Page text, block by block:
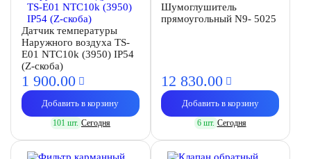
Датчик температуры
Наружного воздуха TS-
E01 NTC10k (3950) IP54
(Z-скоба)
1 900.00
Добавить в корзину
101 шт. Сегодня
Шумоглушитель
прямоугольный N9- 5025
12 830.00
Добавить в корзину
6 шт. Сегодня